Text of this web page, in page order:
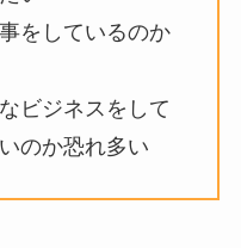
をしているのか
ビジネスをして
のか恐れ多い